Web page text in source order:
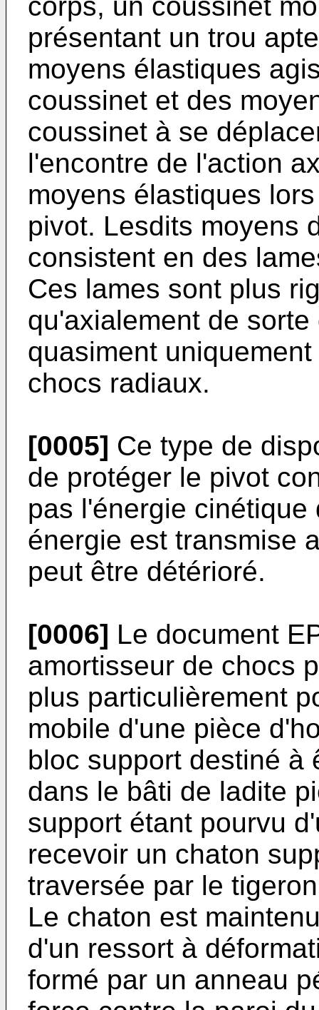
présentant un trou
moyens élastiques
coussinet et des
coussinet à se
l'encontre de l'action
moyens élastiques
pivot. Lesdits moyens
consistent en des
Ces lames sont plus
qu'axialement de
quasiment
chocs radiaux.
[0005] Ce type de
de protéger le pivot
pas l'énergie
énergie est transmise
peut être détérioré.
[0006] Le document
amortisseur de chocs
plus particulièrement
mobile d'une pièce
bloc support destiné à
dans le bâti de ladite
support étant pourvu
recevoir un chaton
traversée par le
Le chaton est
d'un ressort à
formé par un anneau